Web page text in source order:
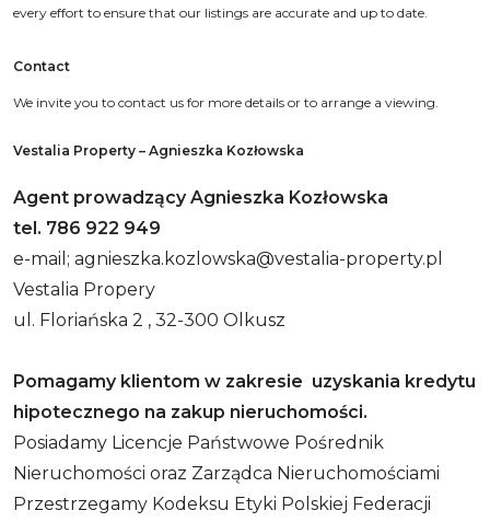
every effort to ensure that our listings are accurate and up to date.
Contact
We invite you to contact us for more details or to arrange a viewing.
Vestalia Property – Agnieszka Kozłowska
Agent prowadzący Agnieszka Kozłowska
tel. 786 922 949
e-mail; agnieszka.kozlowska@vestalia-property.pl
Vestalia Propery
ul. Floriańska 2 , 32-300 Olkusz
Pomagamy klientom w zakresie uzyskania kredytu
hipotecznego na zakup nieruchomości.
Posiadamy Licencje Państwowe Pośrednik
Nieruchomości oraz Zarządca Nieruchomościami
Przestrzegamy Kodeksu Etyki Polskiej Federacji